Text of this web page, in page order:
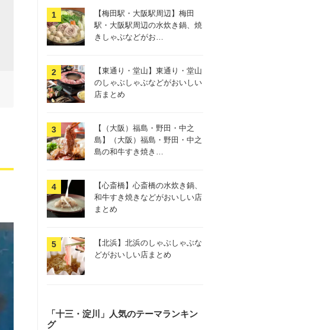
【梅田駅・大阪駅周辺】梅田
駅・大阪駅周辺の水炊き鍋、焼
きしゃぶなどがお…
【東通り・堂山】東通り・堂山
のしゃぶしゃぶなどがおいしい
店まとめ
【（大阪）福島・野田・中之
島】（大阪）福島・野田・中之
島の和牛すき焼き…
【心斎橋】心斎橋の水炊き鍋、
和牛すき焼きなどがおいしい店
まとめ
【北浜】北浜のしゃぶしゃぶな
どがおいしい店まとめ
「十三・淀川」人気のテーマランキン
グ